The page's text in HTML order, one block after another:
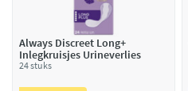
Always Discreet Long+
Inlegkruisjes Urineverlies
24 stuks